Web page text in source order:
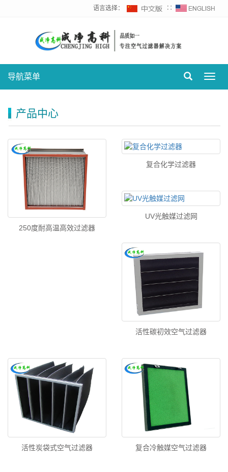
语言选择： ∷
导航菜单
产品中心
250度耐高温高效过滤器
复合化学过滤器
UV光触媒过滤网
活性碳初效空气过滤器
活性炭袋式空气过滤器 复合冷触媒空气过滤器